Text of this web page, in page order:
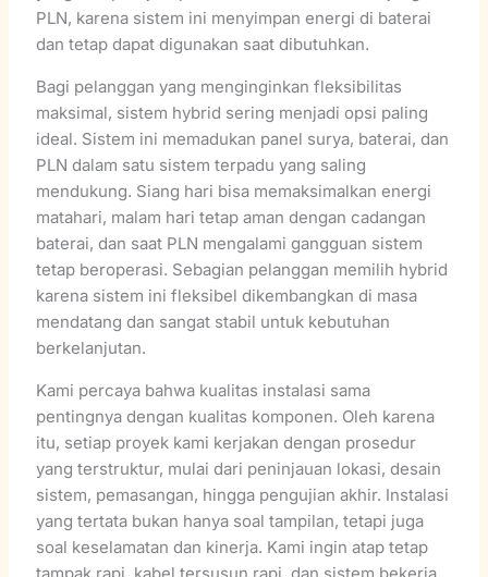
PLN, karena sistem ini menyimpan energi di baterai
dan tetap dapat digunakan saat dibutuhkan.
Bagi pelanggan yang menginginkan fleksibilitas
maksimal, sistem hybrid sering menjadi opsi paling
ideal. Sistem ini memadukan panel surya, baterai, dan
PLN dalam satu sistem terpadu yang saling
mendukung. Siang hari bisa memaksimalkan energi
matahari, malam hari tetap aman dengan cadangan
baterai, dan saat PLN mengalami gangguan sistem
tetap beroperasi. Sebagian pelanggan memilih hybrid
karena sistem ini fleksibel dikembangkan di masa
mendatang dan sangat stabil untuk kebutuhan
berkelanjutan.
Kami percaya bahwa kualitas instalasi sama
pentingnya dengan kualitas komponen. Oleh karena
itu, setiap proyek kami kerjakan dengan prosedur
yang terstruktur, mulai dari peninjauan lokasi, desain
sistem, pemasangan, hingga pengujian akhir. Instalasi
yang tertata bukan hanya soal tampilan, tetapi juga
soal keselamatan dan kinerja. Kami ingin atap tetap
tampak rapi, kabel tersusun rapi, dan sistem bekerja